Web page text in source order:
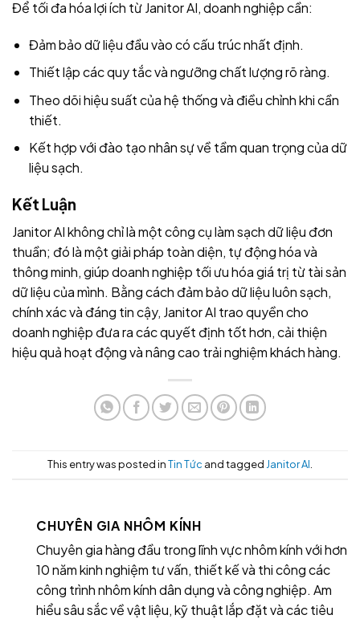
Để tối đa hóa lợi ích từ Janitor AI, doanh nghiệp cần:
Đảm bảo dữ liệu đầu vào có cấu trúc nhất định.
Thiết lập các quy tắc và ngưỡng chất lượng rõ ràng.
Theo dõi hiệu suất của hệ thống và điều chỉnh khi cần
thiết.
Kết hợp với đào tạo nhân sự về tầm quan trọng của dữ
liệu sạch.
Kết Luận
Janitor AI không chỉ là một công cụ làm sạch dữ liệu đơn
thuần; đó là một giải pháp toàn diện, tự động hóa và
thông minh, giúp doanh nghiệp tối ưu hóa giá trị từ tài sản
dữ liệu của mình. Bằng cách đảm bảo dữ liệu luôn sạch,
chính xác và đáng tin cậy, Janitor AI trao quyền cho
doanh nghiệp đưa ra các quyết định tốt hơn, cải thiện
hiệu quả hoạt động và nâng cao trải nghiệm khách hàng.
This entry was posted inTin Tức and tagged Janitor AI
CHUYÊN GIA NHÔM KÍNH
Chuyên gia hàng đầu trong lĩnh vực nhôm kính với hơn
10 năm kinh nghiệm tư vấn, thiết kế và thi công các
công trình nhôm kính dân dụng và công nghiệp. Am
hiểu sâu sắc về vật liệu, kỹ thuật lắp đặt và các tiêu